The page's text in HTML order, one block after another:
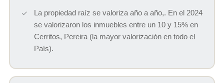
La propiedad raíz se valoriza año a año,. En el 2024
se valorizaron los inmuebles entre un 10 y 15% en
Cerritos, Pereira (la mayor valorización en todo el
País).